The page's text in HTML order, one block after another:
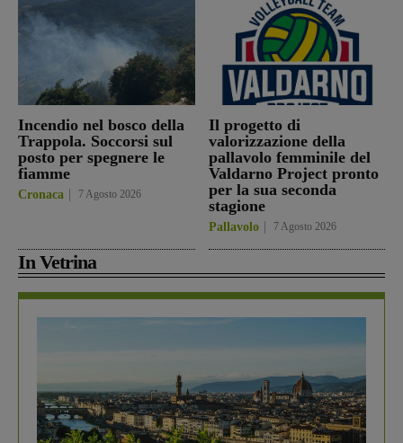
Incendio nel bosco della
Trappola. Soccorsi sul
posto per spegnere le
fiamme
Cronaca 7 Agosto 2026
Il progetto di
valorizzazione della
pallavolo femminile del
Valdarno Project pronto
per la sua seconda
stagione
Pallavolo 7 Agosto 2026
In Vetrina